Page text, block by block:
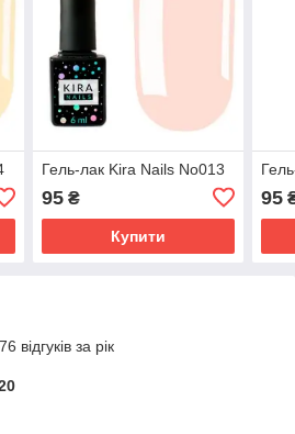
Гель-лак Kira Nails No013
95₴
Купити
95
відгуків за рік